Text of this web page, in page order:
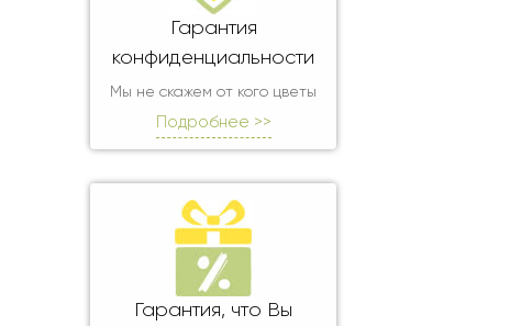
Гарантия
конфиденциальности
Мы не скажем от кого цветы
Подробнее >>
Гарантия, что Вы